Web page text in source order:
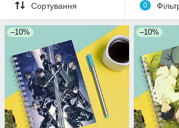
Сортування 0
–10% –10%